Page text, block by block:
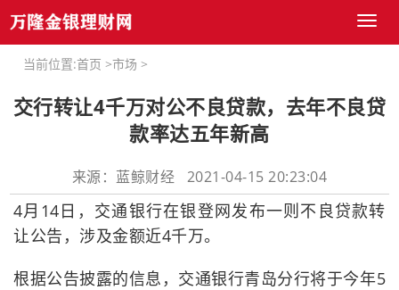
Toggle
当前位置:首页 >市场 >
交行转让4千万对公不良贷款，去年不良贷
款率达五年新高
来源：蓝鲸财经 2021-04-15 20:23:04
4月14日，交通银行在银登网发布一则不良贷款转
让公告，涉及金额近4千万。
根据公告披露的信息，交通银行青岛分行将于今年5